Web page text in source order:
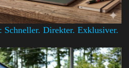
Schneller. Direkter. Exklusiver.